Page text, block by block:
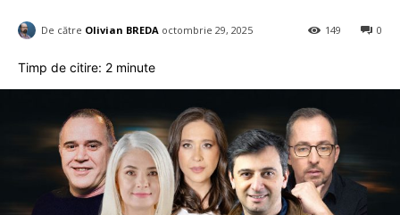
De către Olivian BREDA octombrie 29, 2025 0
149
Timp de citire: 2 minute